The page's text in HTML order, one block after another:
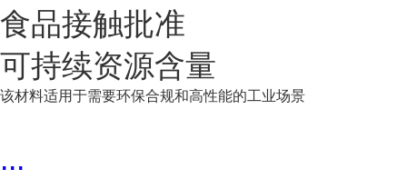
食品接触批准
可持续资源含量
该材料适用于需要环保合规和高性能的工业场景
...